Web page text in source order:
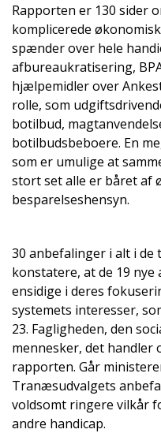
Rapporten er 130 sider
komplicerede
spænder over hele
afbureaukratisering,
hjælpemidler over
rolle, som
botilbud,
botilbudsbeboere. En
som er umulige at
stort set alle er båret af
besparelseshensyn.
30 anbefalinger i alt i
konstatere, at de 19
ensidige i deres
systemets interesser,
23. Fagligheden, den
mennesker, det
rapporten. Går
Tranæsudvalgets
voldsomt ringere vilkår
andre handicap.